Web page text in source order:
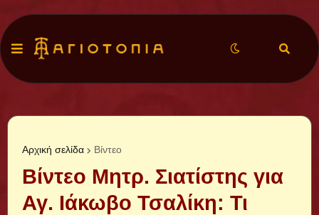
Αρχική σελίδα Βίντεο
Βίντεο Μητρ. Σιατίστης για
Αγ. Ιάκωβο Τσαλίκη: Τι